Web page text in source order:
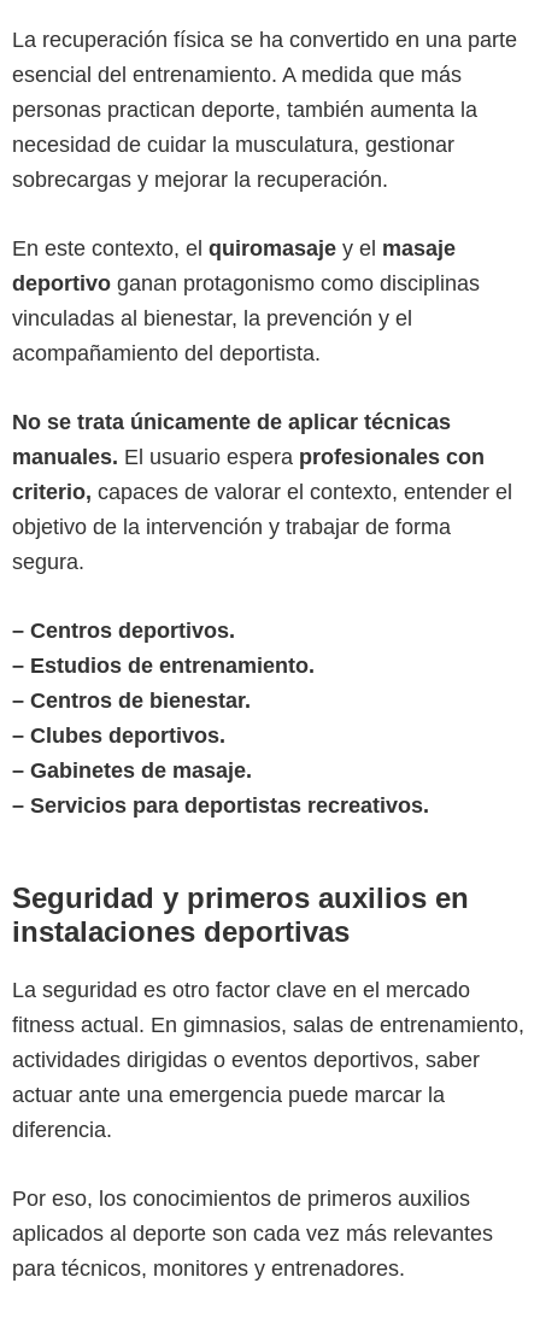
La recuperación física se ha convertido en una parte
esencial del entrenamiento. A medida que más
personas practican deporte, también aumenta la
necesidad de cuidar la musculatura, gestionar
sobrecargas y mejorar la recuperación.
En este contexto, el quiromasaje y el masaje
deportivo ganan protagonismo como disciplinas
vinculadas al bienestar, la prevención y el
acompañamiento del deportista.
No se trata únicamente de aplicar técnicas
manuales. El usuario espera profesionales con
criterio, capaces de valorar el contexto, entender el
objetivo de la intervención y trabajar de forma
segura.
– Centros deportivos.
– Estudios de entrenamiento.
– Centros de bienestar.
– Clubes deportivos.
– Gabinetes de masaje.
– Servicios para deportistas recreativos.
Seguridad y primeros auxilios en
instalaciones deportivas
La seguridad es otro factor clave en el mercado
fitness actual. En gimnasios, salas de entrenamiento,
actividades dirigidas o eventos deportivos, saber
actuar ante una emergencia puede marcar la
diferencia.
Por eso, los conocimientos de primeros auxilios
aplicados al deporte son cada vez más relevantes
para técnicos, monitores y entrenadores.